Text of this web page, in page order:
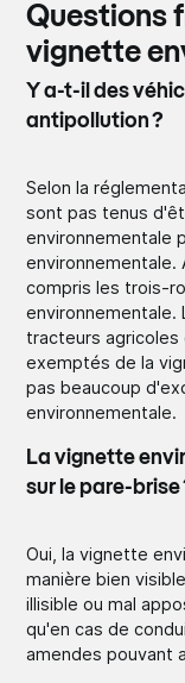
Questions
vignette
Y a-t-il des
antipollution ?
Selon la
sont pas tenus
environnementale
compris les trois-
environnementale.
tracteurs
exemptés de la
pas beaucoup
environnementale.
La vignette
sur le pare-brise
Oui, la vignette
manière bien
illisible ou mal
qu'en cas de
amendes pouvant